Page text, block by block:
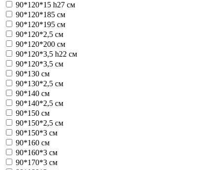
90*120*15 h27 см
90*120*185 см
90*120*195 см
90*120*2,5 см
90*120*200 см
90*120*3,5 h22 см
90*120*3,5 см
90*130 см
90*130*2,5 см
90*140 см
90*140*2,5 см
90*150 см
90*150*2,5 см
90*150*3 см
90*160 см
90*160*3 см
90*170*3 см